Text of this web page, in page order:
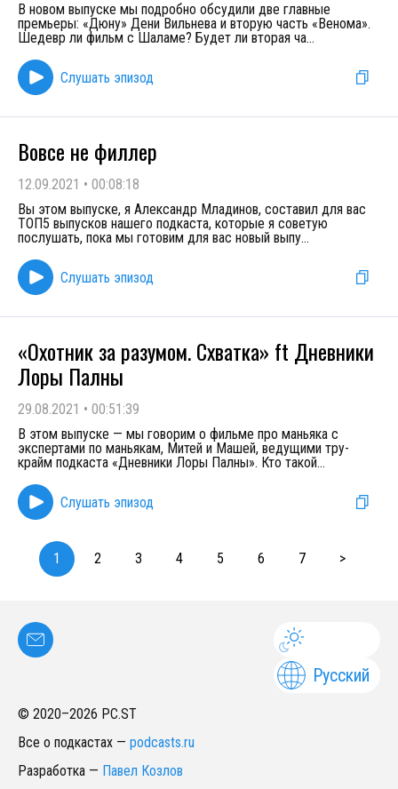
В новом выпуске мы подробно обсудили две главные
премьеры: «Дюну» Дени Вильнева и вторую часть «Венома».
Шедевр ли фильм с Шаламе? Будет ли вторая ча...
Слушать эпизод
Вовсе не филлер
12.09.2021 • 00:08:18
Вы этом выпуске, я Александр Младинов, составил для вас
ТОП5 выпусков нашего подкаста, которые я советую
послушать, пока мы готовим для вас новый выпу...
Слушать эпизод
«Охотник за разумом. Схватка» ft Дневники
Лоры Палны
29.08.2021 • 00:51:39
В этом выпуске — мы говорим о фильме про маньяка с
экспертами по маньякам, Митей и Машей, ведущими тру-
крайм подкаста «Дневники Лоры Палны». Кто такой...
Слушать эпизод
1 2 3 4 5 6 7 >
Русский
© 2020–2026 PC.ST
Все о подкастах — podcasts.ru
Разработка — Павел Козлов